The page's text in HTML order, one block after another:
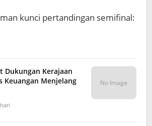
kunci pertandingan semifinal:
Dukungan Kerajaan
Keuangan Menjelang
No Image